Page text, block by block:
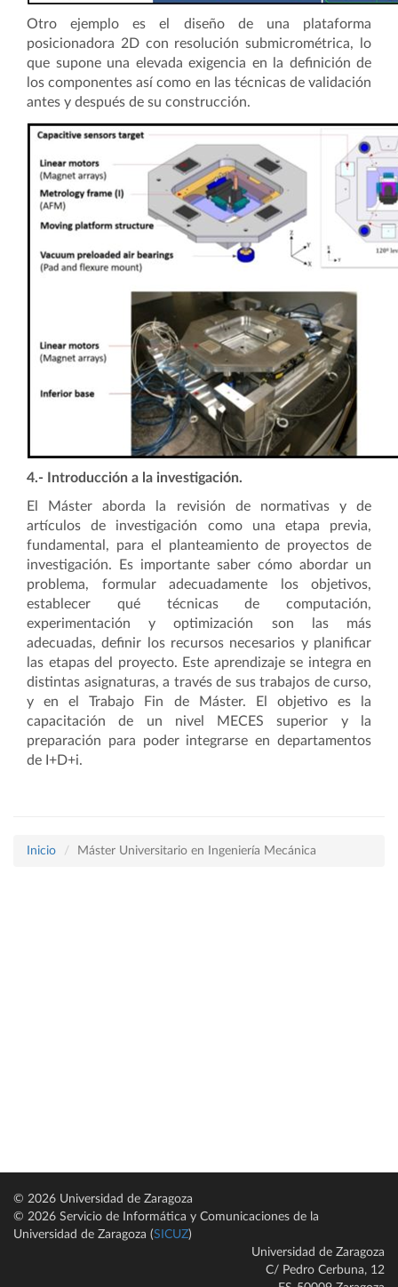
Otro ejemplo es el diseño de una plataforma
posicionadora 2D con resolución submicrométrica, lo
que supone una elevada exigencia en la definición de
los componentes así como en las técnicas de validación
antes y después de su construcción.
4.- Introducción a la investigación.
El Máster aborda la revisión de normativas y de
artículos de investigación como una etapa previa,
fundamental, para el planteamiento de proyectos de
investigación. Es importante saber cómo abordar un
problema, formular adecuadamente los objetivos,
establecer qué técnicas de computación,
experimentación y optimización son las más
adecuadas, definir los recursos necesarios y planificar
las etapas del proyecto. Este aprendizaje se integra en
distintas asignaturas, a través de sus trabajos de curso,
y en el Trabajo Fin de Máster. El objetivo es la
capacitación de un nivel MECES superior y la
preparación para poder integrarse en departamentos
de I+D+i.
Inicio Máster Universitario en Ingeniería Mecánica
© 2026 Universidad de Zaragoza
© 2026 Servicio de Informática y Comunicaciones de la
Universidad de Zaragoza (SICUZ)
Universidad de Zaragoza
C/ Pedro Cerbuna, 12